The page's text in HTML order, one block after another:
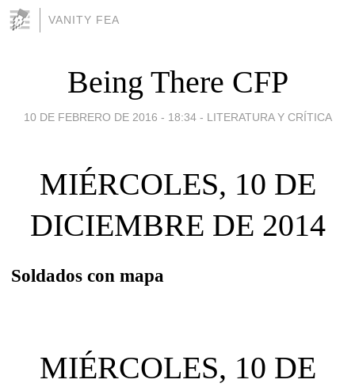
VANITY FEA
Being There CFP
10 DE FEBRERO DE 2016 - 18:34 - LITERATURA Y CRÍTICA
MIÉRCOLES, 10 DE
DICIEMBRE DE 2014
Soldados con mapa
MIÉRCOLES, 10 DE